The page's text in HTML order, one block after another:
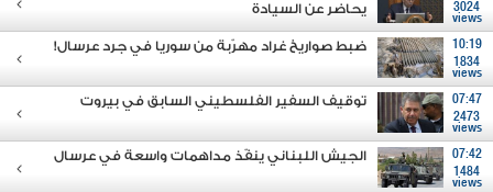
3024
views
يحاضر عن السيادة
10:19
1834
views
ضبط صواريخ غراد مهرّبة من سوريا في جرد عرسال!
07:47
2473
views
توقيف السفير الفلسطيني السابق في بيروت
07:42
1484
views
الجيش اللبناني ينفّذ مداهمات واسعة في عرسال